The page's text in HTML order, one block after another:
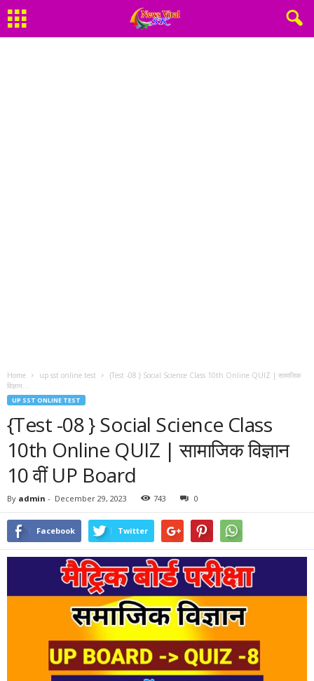
Home up sst online test
{Test -08 } Social Science Class 10th Online QUIZ | सामाजिक
विज्ञान...
UP SST ONLINE TEST
{Test -08 } Social Science Class
10th Online QUIZ | सामाजिक विज्ञान
10 वीं UP Board
By admin - December 29, 2023 743 0
Facebook Twitter